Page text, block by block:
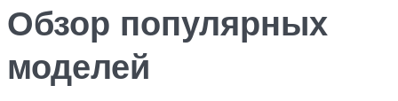
Обзор популярных
моделей